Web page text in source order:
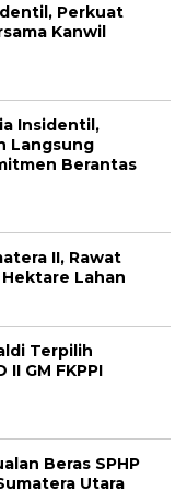
Perkuat
Kanwil
Insidentil,
Langsung
Berantas
II, Rawat
Lahan
Terpilih
GM FKPPI
Beras SPHP
Utara